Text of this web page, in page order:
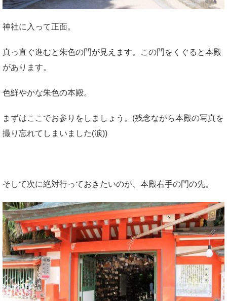
神社に入って正面。
真っ直ぐ進むと朱色の門が見えます。この門をくぐると本殿
があります。
色鮮やかな朱色の本殿。
まずはここでお参りをしましょう。(残念ながら本殿の写真を
撮り忘れてしまいました(涙))
そして次に絶対行っておきたいのが、本殿右手の門の先。